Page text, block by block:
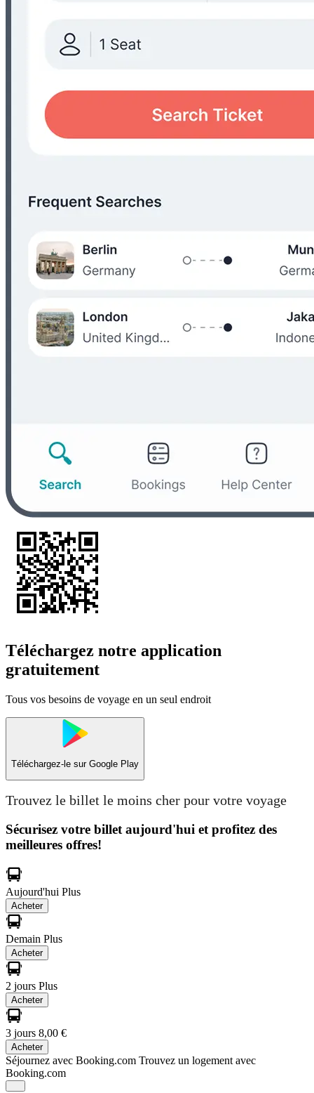
Téléchargez notre application
gratuitement
Tous vos besoins de voyage en un seul endroit
Téléchargez-le sur Google Play
Trouvez le billet le moins cher pour votre voyage
Sécurisez votre billet aujourd'hui et profitez des
meilleures offres!
Aujourd'hui Plus
Acheter
Demain Plus
Acheter
2 jours Plus
Acheter
3 jours 8,00 €
Acheter
Séjournez avec Booking.com Trouvez un logement avec
Booking.com